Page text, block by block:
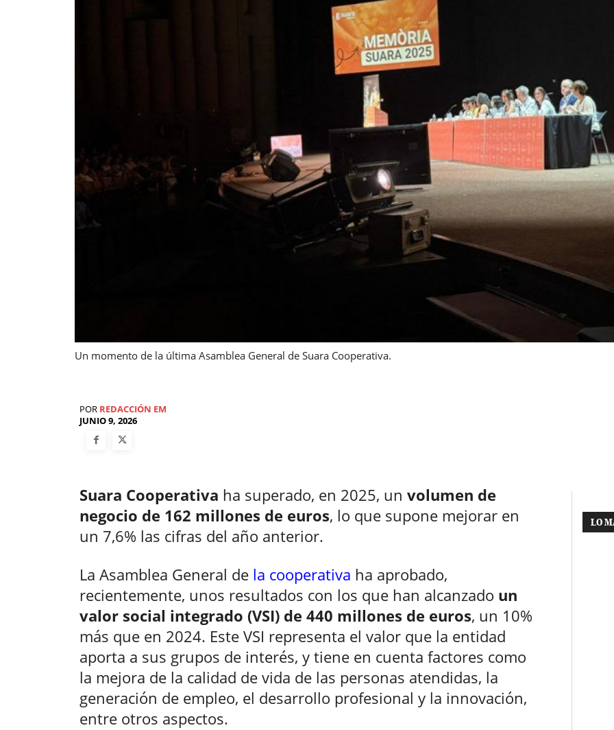
Un momento de la última Asamblea General de Suara Cooperativa.
POR REDACCIÓN EM
JUNIO 9, 2026
Suara Cooperativa ha superado, en 2025, un volumen de
negocio de 162 millones de euros, lo que supone mejorar en
un 7,6% las cifras del año anterior.
La Asamblea General de la cooperativa ha aprobado,
recientemente, unos resultados con los que han alcanzado un
valor social integrado (VSI) de 440 millones de euros, un 10%
más que en 2024. Este VSI representa el valor que la entidad
aporta a sus grupos de interés, y tiene en cuenta factores como
la mejora de la calidad de vida de las personas atendidas, la
generación de empleo, el desarrollo profesional y la innovación,
entre otros aspectos.
LO